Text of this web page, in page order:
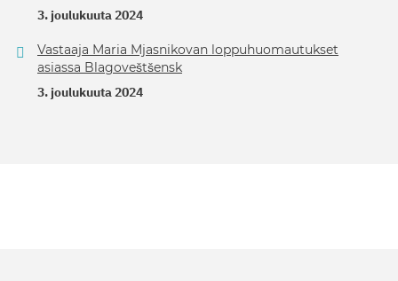
3. joulukuuta 2024
Vastaaja Maria Mjasnikovan loppuhuomautukset
asiassa Blagoveštšensk
3. joulukuuta 2024